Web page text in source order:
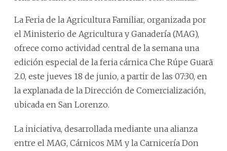
La Feria de la Agricultura Familiar, organizada por
el Ministerio de Agricultura y Ganadería (MAG),
ofrece como actividad central de la semana una
edición especial de la feria cárnica Che Rúpe Guarã
2.0, este jueves 18 de junio, a partir de las 07:30, en
la explanada de la Dirección de Comercialización,
ubicada en San Lorenzo.
La iniciativa, desarrollada mediante una alianza
entre el MAG, Cárnicos MM y la Carnicería Don